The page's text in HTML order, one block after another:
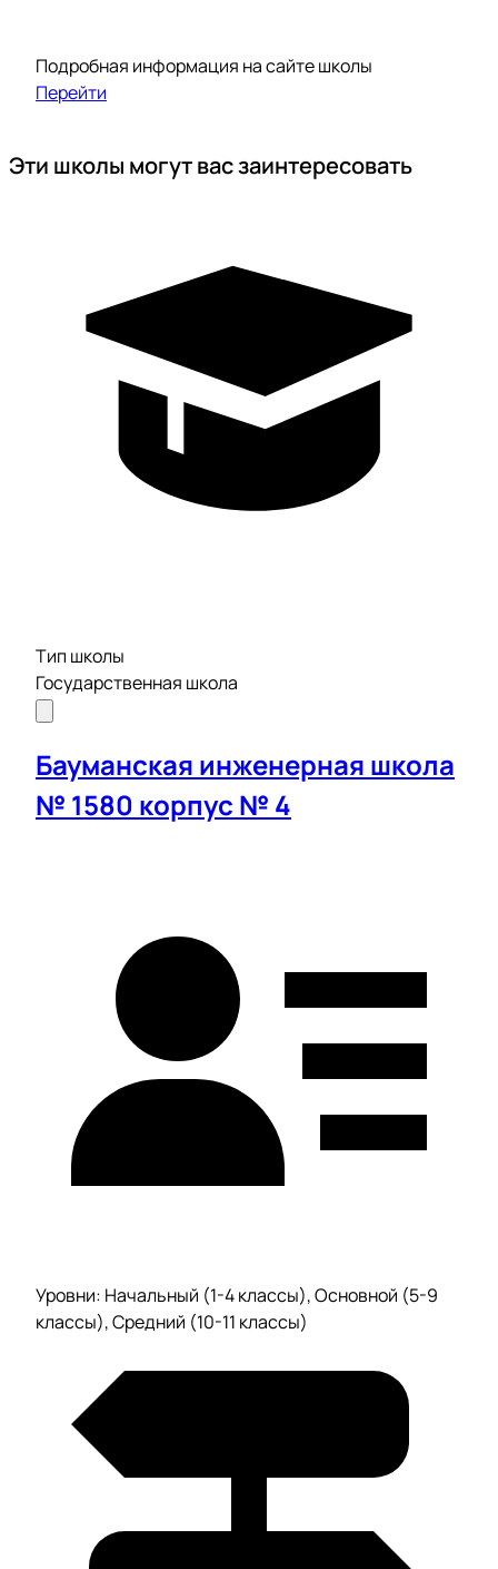
Подробная информация на сайте школы
Перейти
Эти школы могут вас заинтересовать
Тип школы
Государственная школа
Бауманская инженерная школа
№ 1580 корпус № 4
Уровни: Начальный (1-4 классы), Основной (5-9
классы), Средний (10-11 классы)